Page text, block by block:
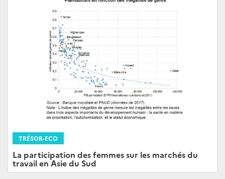
TRÉSOR-ECO
La participation des femmes sur les marchés du
travail en Asie du Sud